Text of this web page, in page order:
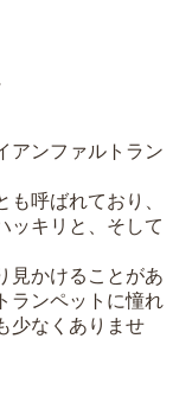
アンファルトラン
も呼ばれており、
ッキリと、そして
見かけることがあ
ランペットに憧れ
少なくありませ